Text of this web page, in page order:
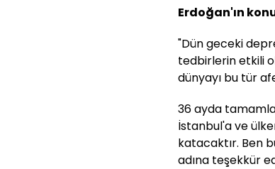
Erdoğan'ın
"Dün geceki
tedbirlerin etkili
dünyayı bu tür
36 ayda
İstanbul'a ve
katacaktır. Ben
adına teşekkür